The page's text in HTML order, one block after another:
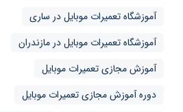
آموزشگاه تعمیرات موبایل در ساری
آموزشگاه تعمیرات موبایل در مازندران
آموزش مجازی تعمیرات موبایل
دوره آموزش مجازی تعمیرات موبایل